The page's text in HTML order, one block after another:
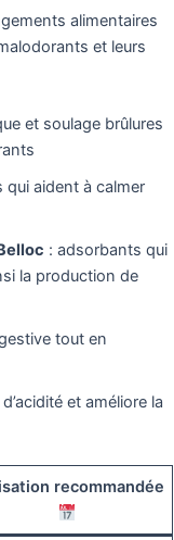
alimentaires
et leurs
et soulage brûlures
qui aident à calmer
: adsorbants qui
la production de
tout en
et améliore la
recommandée